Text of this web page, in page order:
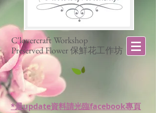
C'lovercraft Workshop
Preserved Flower 保鮮花工作坊
*最update資料請光臨facebook專頁